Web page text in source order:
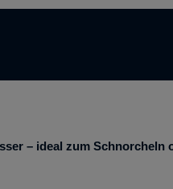
– ideal zum